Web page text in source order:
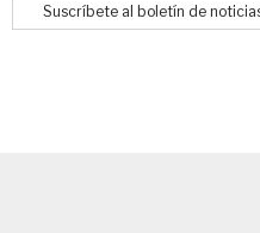
Suscríbete al boletín de noticias